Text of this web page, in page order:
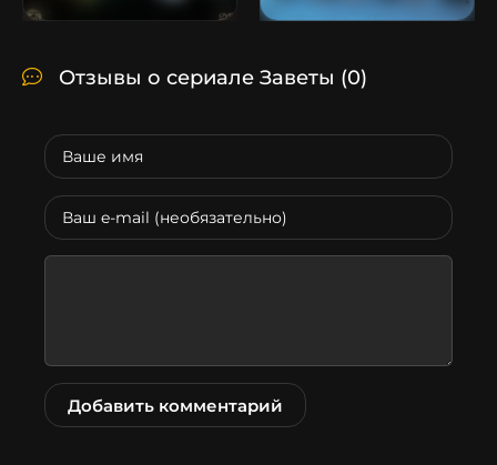
Отзывы о сериале Заветы (0)
Добавить комментарий